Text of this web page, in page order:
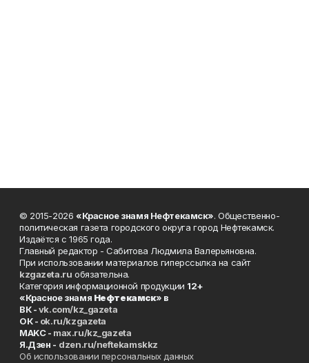
© 2015-2026 «Красное знамя Нефтекамск». Общественно-
политическая газета городского округа город Нефтекамск.
Издаётся с 1965 года.
Главный редактор - Сабитова Людмила Валерьяновна.
При использовании материалов гиперссылка на сайт
kzgazeta.ru обязательна.
Категория информационной продукции 12+
«Красное знамя Нефтекамск» в
ВК -vk.com/kz_gazeta
ОК - ok.ru/kzgazeta
MAKC - max.ru/kz_gazeta
Я.Дзен - dzen.ru/neftekamskkz
Об использовании персональных данных